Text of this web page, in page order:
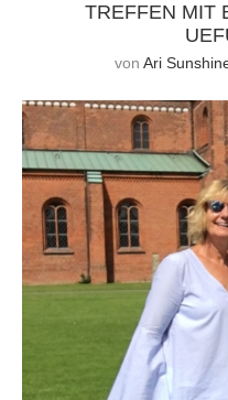
TREFFEN MIT
von Ari